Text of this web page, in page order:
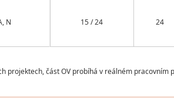
N 15 / 24 24
projektech, část OV probíhá v reálném pracovním